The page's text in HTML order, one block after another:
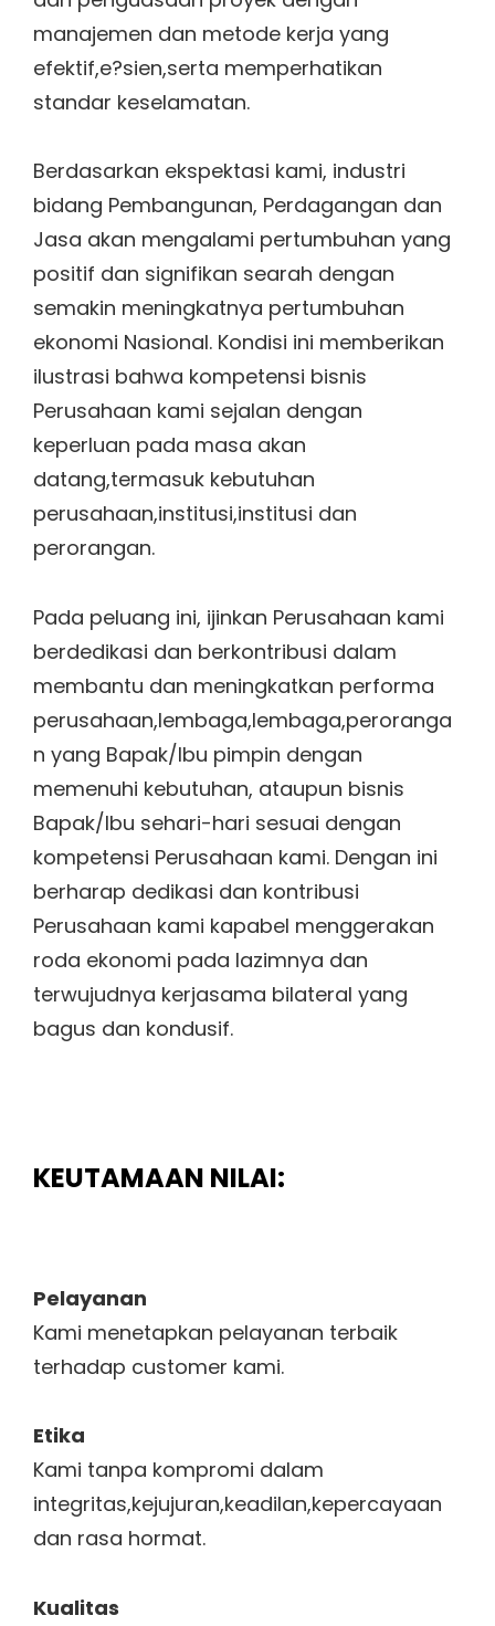
manajemen dan metode kerja yang
efektif,e?sien,serta memperhatikan
standar keselamatan.
Berdasarkan ekspektasi kami, industri
bidang Pembangunan, Perdagangan dan
Jasa akan mengalami pertumbuhan yang
positif dan signifikan searah dengan
semakin meningkatnya pertumbuhan
ekonomi Nasional. Kondisi ini memberikan
ilustrasi bahwa kompetensi bisnis
Perusahaan kami sejalan dengan
keperluan pada masa akan
datang,termasuk kebutuhan
perusahaan,institusi,institusi dan
perorangan.
Pada peluang ini, ijinkan Perusahaan kami
berdedikasi dan berkontribusi dalam
membantu dan meningkatkan performa
perusahaan,lembaga,lembaga,peroranga
n yang Bapak/Ibu pimpin dengan
memenuhi kebutuhan, ataupun bisnis
Bapak/Ibu sehari-hari sesuai dengan
kompetensi Perusahaan kami. Dengan ini
berharap dedikasi dan kontribusi
Perusahaan kami kapabel menggerakan
roda ekonomi pada lazimnya dan
terwujudnya kerjasama bilateral yang
bagus dan kondusif.
KEUTAMAAN NILAI:
Pelayanan
Kami menetapkan pelayanan terbaik
terhadap customer kami.
Etika
Kami tanpa kompromi dalam
integritas,kejujuran,keadilan,kepercayaan
dan rasa hormat.
Kualitas